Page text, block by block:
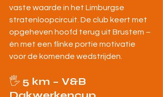
vaste waarde in het Limburgse
stratenloopcircuit. De club keert met
opgeheven hoofd terug uit Brustem –
én met een flinke portie motivatie
voor de komende wedstrijden.
🖐️ 5 km – V&B